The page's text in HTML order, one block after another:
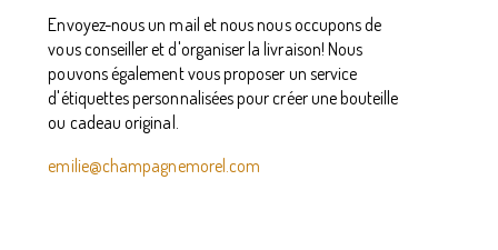
Envoyez-nous un mail et nous nous occupons de
vous conseiller et d'organiser la livraison! Nous
pouvons également vous proposer un service
d'étiquettes personnalisées pour créer une bouteille
ou cadeau original.
emilie@champagnemorel.com